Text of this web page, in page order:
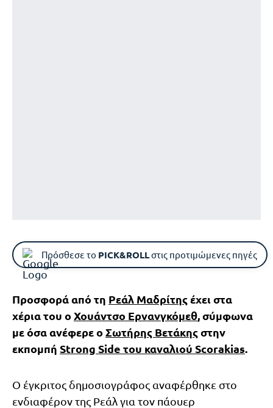
Πρόσθεσε το PICK&ROLLστις προτιμώμενες πηγές
Προσφορά από τη Ρεάλ Μαδρίτηςέχει στα
χέρια του ο Χουάντσο Ερνανγκόμεθ, σύμφωνα
με όσα ανέφερε ο Σωτήρης Βετάκηςστην
εκπομπή Strong Side του καναλιού Scorakias.
Ο έγκριτος δημοσιογράφος αναφέρθηκε στο
ενδιαφέρον της Ρεάλ για τον πάουερ